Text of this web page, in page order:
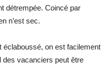
détrempée. Coincé par
n’est sec.
éclaboussé, on est facilement
des vacanciers peut être